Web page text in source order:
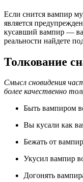
Если снится вампир
является
кусавший вампир —
реальности найдете
Толкование
Смысл сновидения
более качественно
Быть вампиром
Вы кусали как
Бежать от
Укусил вампир
Догонять